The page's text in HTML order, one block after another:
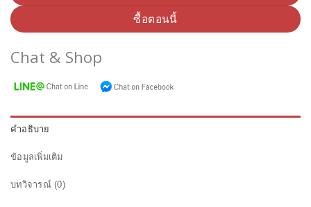
ซื้อตอนนี้
Chat & Shop
คำอธิบาย
ข้อมูลเพิ่มเติม
บทวิจารณ์ (0)